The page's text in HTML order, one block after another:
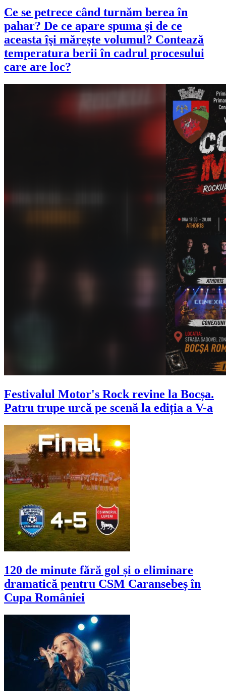
Ce se petrece când turnăm berea în
pahar? De ce apare spuma şi de ce
aceasta îşi măreşte volumul? Contează
temperatura berii în cadrul procesului
care are loc?
Festivalul Motor's Rock revine la Bocșa.
Patru trupe urcă pe scenă la ediția a V-a
120 de minute fără gol și o eliminare
dramatică pentru CSM Caransebeș în
Cupa României